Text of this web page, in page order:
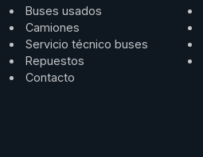
Buses usados
Camiones
Servicio técnico buses
Repuestos
Contacto